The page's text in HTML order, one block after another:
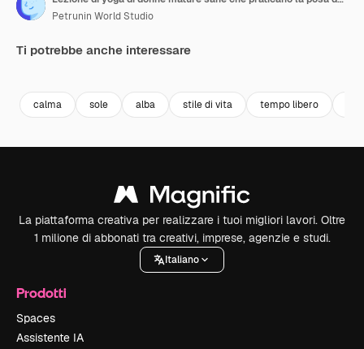
Petrunin World Studio
Ti potrebbe anche interessare
calma sole alba stile di vita tempo libero
La piattaforma creativa per realizzare i tuoi migliori lavori. Oltre
1 milione di abbonati tra creativi, imprese, agenzie e studi.
Italiano
Prodotti
Spaces
Assistente IA